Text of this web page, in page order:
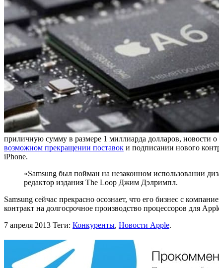
приличную сумму в размере 1 миллиарда долларов, новости
возможном прекращении поставок и подписании нового
iPhone.
«Samsung был пойман на незаконном использовании
редактор издания The Loop Джим Дэлримпл.
Samsung сейчас прекрасно осознает, что его бизнес с
контракт на долгосрочное производство процессоров для
7 апреля 2013 Теги: Конкуренты, Новости Apple.